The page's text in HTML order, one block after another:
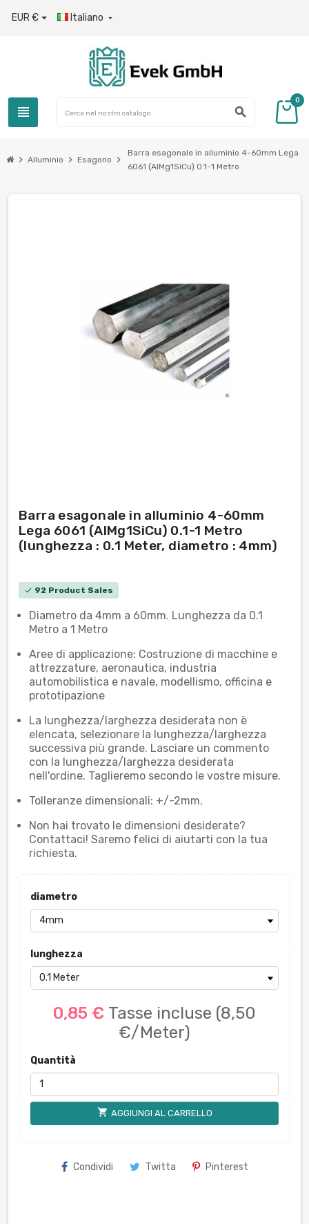
EUR € Italiano 
view_headline search
0
chevron_right Alluminio chevron_right Esagono chevron_right
Barra esagonale in alluminio 4-60mm Lega
6061 (AlMg1SiCu) 0.1-1 Metro
Barra esagonale in alluminio 4-60mm
Lega 6061 (AlMg1SiCu) 0.1-1 Metro
(lunghezza : 0.1 Meter, diametro : 4mm)
check 92 Product Sales
Diametro da 4mm a 60mm. Lunghezza da 0.1
Metro a 1 Metro
Aree di applicazione: Costruzione di macchine e
attrezzature, aeronautica, industria
automobilistica e navale, modellismo, officina e
prototipazione
La lunghezza/larghezza desiderata non è
elencata, selezionare la lunghezza/larghezza
successiva più grande. Lasciare un commento
con la lunghezza/larghezza desiderata
nell'ordine. Taglieremo secondo le vostre misure.
Tolleranze dimensionali: +/-2mm.
Non hai trovato le dimensioni desiderate?
Contattaci! Saremo felici di aiutarti con la tua
richiesta.
diametro
lunghezza
0,85 € Tasse incluse (8,50
€/Meter)
Quantità
shopping_cart AGGIUNGI AL CARRELLO
Condividi Twitta Pinterest